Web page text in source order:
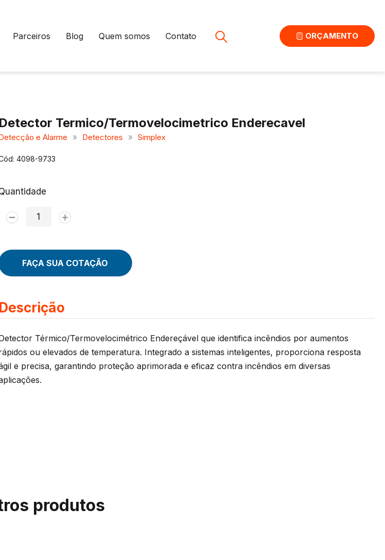
Parceiros Blog Quem somos Contato ORÇAMENTO
Detector Termico/Termovelocimetrico Enderecavel
e Alarme » Detectores » Simplex
4098-9733
FAÇA SUA COTAÇÃO
Descrição
Térmico/Termovelocimétrico Endereçável que identifica incêndios por aumentos
ou elevados de temperatura. Integrado a sistemas inteligentes, proporciona resposta
e precisa, garantindo proteção aprimorada e eficaz contra incêndios em diversas
produtos